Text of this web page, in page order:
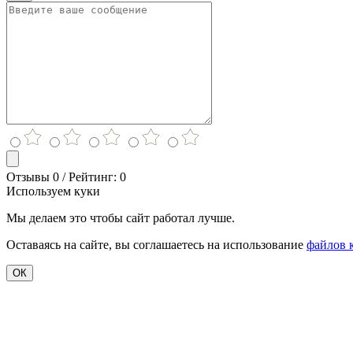
Отзывы 0 / Рейтинг: 0
Используем куки
Мы делаем это чтобы сайт работал лучше.
Оставаясь на сайте, вы соглашаетесь на использование файлов
ОК